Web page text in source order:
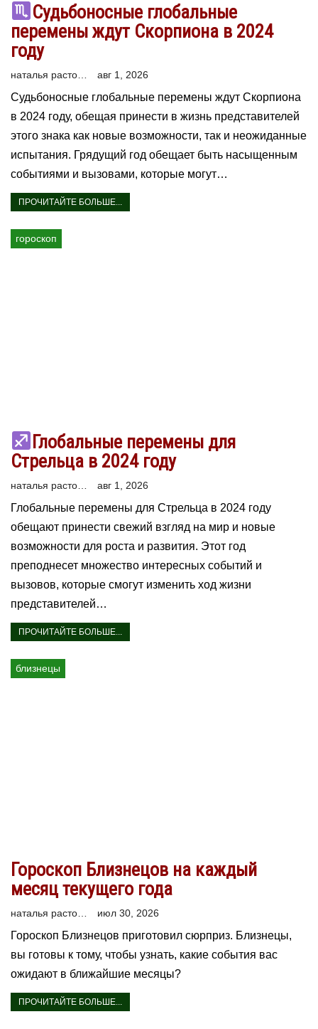
Судьбоносные глобальные
перемены ждут Скорпиона в 2024
году
авг 1, 2026
Судьбоносные глобальные перемены ждут Скорпиона
в 2024 году, обещая принести в жизнь представителей
этого знака как новые возможности, так и неожиданные
испытания. Грядущий год обещает быть насыщенным
событиями и вызовами, которые могут…
ПРОЧИТАЙТЕ БОЛЬШЕ...
гороскоп
Глобальные перемены для
Стрельца в 2024 году
авг 1, 2026
Глобальные перемены для Стрельца в 2024 году
обещают принести свежий взгляд на мир и новые
возможности для роста и развития. Этот год
преподнесет множество интересных событий и
вызовов, которые смогут изменить ход жизни
представителей…
ПРОЧИТАЙТЕ БОЛЬШЕ...
близнецы
Гороскоп Близнецов на каждый
месяц текущего года
июл 30, 2026
Гороскоп Близнецов приготовил сюрприз. Близнецы,
вы готовы к тому, чтобы узнать, какие события вас
ожидают в ближайшие месяцы?
ПРОЧИТАЙТЕ БОЛЬШЕ...